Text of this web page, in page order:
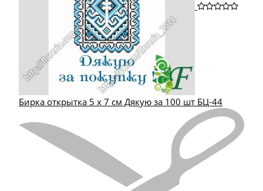
Бирка открытка 5 х 7 см Дякую за 100 шт БЦ-44